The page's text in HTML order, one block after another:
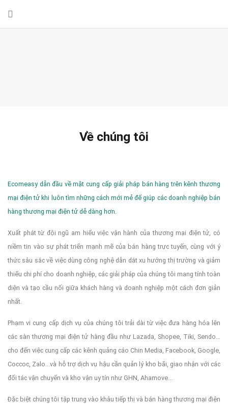
Về chúng tôi
Ecomeasy dẫn đầu về mặt cung cấp giải pháp bán hàng trên kênh thương
mại điện tử khi luôn tìm những cách mới mẻ để giúp các doanh nghiệp bán
hàng thương mại điện tử dễ dàng hơn.
Xuất phát từ đội ngũ am hiểu việc vận hành của thương mại điện tử, có
niềm tin vào sự phát triển mạnh mẽ của bán hàng trực tuyến, cùng với ý
thức sâu sắc về việc dùng công nghệ dẫn dắt xu hướng thị trường và giảm
thiểu chi phí cho doanh nghiệp, các giải pháp của chúng tôi mang tính toàn
diện và tạo cầu nối giữa khách hàng và doanh nghiệp một cách đơn giản
nhất.
Phạm vi cung cấp dịch vụ của chúng tôi trải dài từ việc đưa hàng hóa lên
các sàn thương mại điện tử hàng đầu như Lazada, Shopee, Tiki, Sendo...
cho đến việc cung cấp các kênh quảng cáo Chin Media, Facebook, Google,
Coccoc, Zalo...và hỗ trợ dịch vụ hậu cần quản lý kho bãi, giao nhận với các
đối tác vận chuyển và kho vận uy tín như GHN, Ahamove...
Đặc biệt chúng tôi tập trung vào khâu tiếp thị và bán hàng thương mại điện